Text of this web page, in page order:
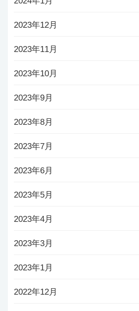
2023年12月
2023年11月
2023年10月
2023年9月
2023年8月
2023年7月
2023年6月
2023年5月
2023年4月
2023年3月
2023年1月
2022年12月